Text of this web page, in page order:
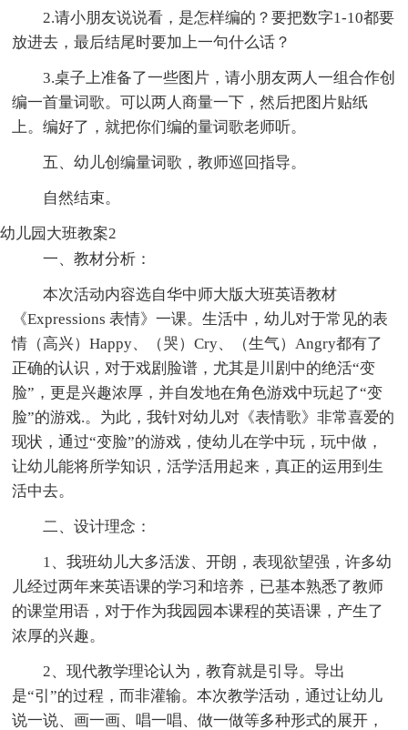
2.请小朋友说说看，是怎样编的？要把数字1-10都要
放进去，最后结尾时要加上一句什么话？
3.桌子上准备了一些图片，请小朋友两人一组合作创
编一首量词歌。可以两人商量一下，然后把图片贴纸
上。编好了，就把你们编的量词歌老师听。
五、幼儿创编量词歌，教师巡回指导。
自然结束。
幼儿园大班教案2
一、教材分析：
本次活动内容选自华中师大版大班英语教材
《Expressions 表情》一课。生活中，幼儿对于常见的表
情（高兴）Happy、（哭）Cry、（生气）Angry都有了
正确的认识，对于戏剧脸谱，尤其是川剧中的绝活“变
脸”，更是兴趣浓厚，并自发地在角色游戏中玩起了“变
脸”的游戏.。为此，我针对幼儿对《表情歌》非常喜爱的
现状，通过“变脸”的游戏，使幼儿在学中玩，玩中做，
让幼儿能将所学知识，活学活用起来，真正的运用到生
活中去。
二、设计理念：
1、我班幼儿大多活泼、开朗，表现欲望强，许多幼
儿经过两年来英语课的学习和培养，已基本熟悉了教师
的课堂用语，对于作为我园园本课程的英语课，产生了
浓厚的兴趣。
2、现代教学理论认为，教育就是引导。导出
是“引”的过程，而非灌输。本次教学活动，通过让幼儿
说一说、画一画、唱一唱、做一做等多种形式的展开，